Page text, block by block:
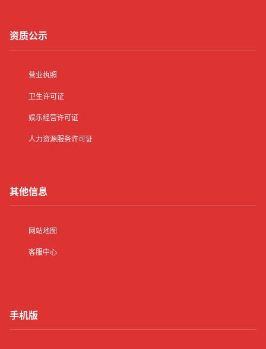
资质公示
营业执照
卫生许可证
娱乐经营许可证
人力资源服务许可证
其他信息
网站地图
客服中心
手机版